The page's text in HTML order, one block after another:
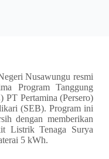
Nusawungu resmi
Program Tanggung
PT Pertamina (Persero)
(SEB). Program ini
dengan memberikan
Listrik Tenaga Surya
5 kWh.